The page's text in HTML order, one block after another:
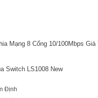
Mạng 8 Cổng 10/100Mbps Giá
Switch LS1008 New
Định